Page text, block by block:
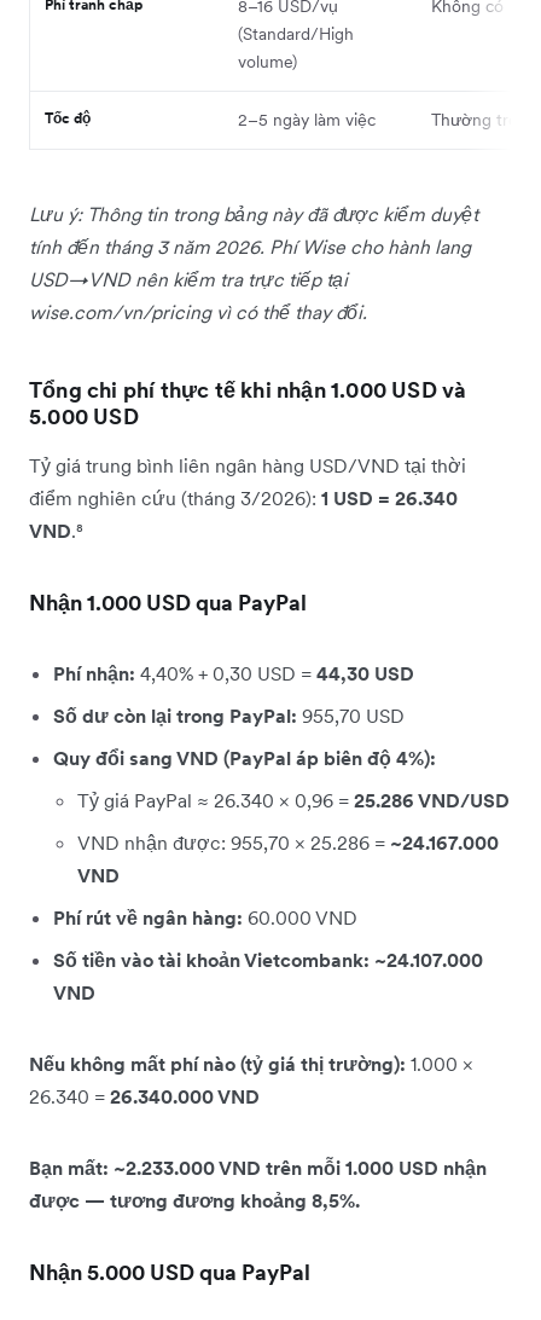
Phí tranh chấp
8–16 USD/vụ
(Standard/High
volume)
Không có
Tốc độ 2–5 ngày làm việc Thường
Lưu ý: Thông tin trong bảng này đã được kiểm duyệt
tính đến tháng 3 năm 2026. Phí Wise cho hành lang
USD→VND nên kiểm tra trực tiếp tại
wise.com/vn/pricing vì có thể thay đổi.
Tổng chi phí thực tế khi nhận 1.000 USD và
5.000 USD
Tỷ giá trung bình liên ngân hàng USD/VND tại thời
điểm nghiên cứu (tháng 3/2026): 1 USD = 26.340
VND.⁸
Nhận 1.000 USD qua PayPal
Phí nhận: 4,40% + 0,30 USD = 44,30 USD
Số dư còn lại trong PayPal: 955,70 USD
Quy đổi sang VND (PayPal áp biên độ 4%):
Tỷ giá PayPal ≈ 26.340 × 0,96 = 25.286 VND/USD
VND nhận được: 955,70 × 25.286 = ~24.167.000
VND
Phí rút về ngân hàng: 60.000 VND
Số tiền vào tài khoản Vietcombank: ~24.107.000
VND
Nếu không mất phí nào (tỷ giá thị trường): 1.000 ×
26.340 = 26.340.000 VND
Bạn mất: ~2.233.000 VND trên mỗi 1.000 USD nhận
được — tương đương khoảng 8,5%.
Nhận 5.000 USD qua PayPal